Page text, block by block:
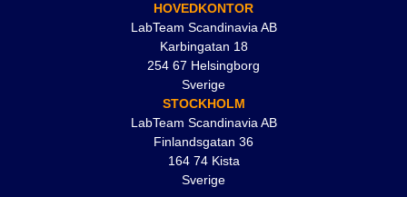
HOVEDKONTOR
LabTeam Scandinavia AB
Karbingatan 18
254 67 Helsingborg
Sverige
STOCKHOLM
LabTeam Scandinavia AB
Finlandsgatan 36
164 74 Kista
Sverige